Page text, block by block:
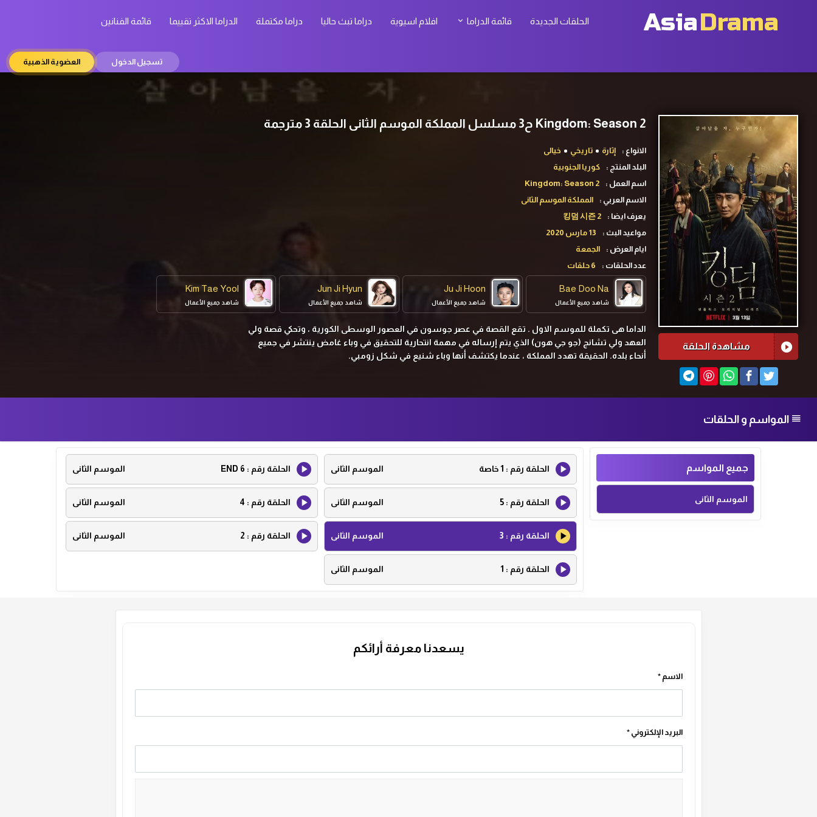
AsiaDrama الحلقات الجديدة قائمة الدراما افلام اسيوية دراما تبث حاليا دراما مكتملة الدراما الاكثر تقييما قائمة الفنانين
تسجيل الدخول العضوية الذهبية
مشاهدة الحلقة
Kingdom: Season 2 ح3 مسلسل المملكة الموسم الثانى الحلقة 3 مترجمة
الانواع : إثارة تاريخي
خيالى
البلد المنتج :
كوريا الجنوبية
اسم العمل :
Kingdom: Season 2
الاسم العربي :
المملكة الموسم الثانى
يعرف ايضا :
킹덤 시즌 2
مواعيد البث :
13 مارس 2020
ايام العرض :
الجمعة
عدد الحلقات :
6 حلقات
Bae Doo Na
شاهد جميع الأعمال
Ju Ji Hoon
شاهد جميع الأعمال
Jun Ji Hyun
شاهد جميع الأعمال
Kim Tae Yool
شاهد جميع الأعمال
Park Byung Eun
شاهد جميع الأعمال
الداما هى تكملة للموسم الاول . تقع القصة في عصر جوسون في العصور الوسطى الكورية ، وتحكي قصة ولي
العهد ولي تشانج (جو جي هون) الذي يتم إرساله في مهمة انتحارية للتحقيق في وباء غامض ينتشر في جميع
أنحاء بلده. الحقيقة تهدد المملكة ، عندما يكتشف أنها وباء شنيع في شكل زومبي.
المواسم و الحلقات
جميع المواسم
الموسم الثانى
الحلقة رقم : 1 خاصة الموسم الثانى الحلقة رقم : 6 END الموسم الثانى
الحلقة رقم :5 الموسم الثانى الحلقة رقم : 4 الموسم الثانى
الحلقة رقم : 3 الموسم الثانى الحلقة رقم : 2 الموسم الثانى
الحلقة رقم : 1 الموسم الثانى
يسعدنا معرفة أرائكم
الاسم*
البريد الإلكتروني*